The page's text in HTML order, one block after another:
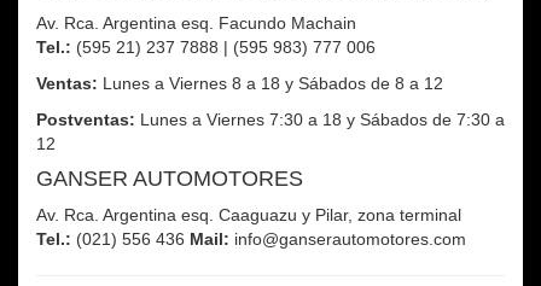
Av. Rca. Argentina esq. Facundo Machain
Tel.: (595 21) 237 7888 | (595 983) 777 006
Ventas: Lunes a Viernes 8 a 18 y Sábados de 8 a 12
Postventas: Lunes a Viernes 7:30 a 18 y Sábados de 7:30 a
12
GANSER AUTOMOTORES
Av. Rca. Argentina esq. Caaguazu y Pilar, zona terminal
Tel.: (021) 556 436 Mail: info@ganserautomotores.com